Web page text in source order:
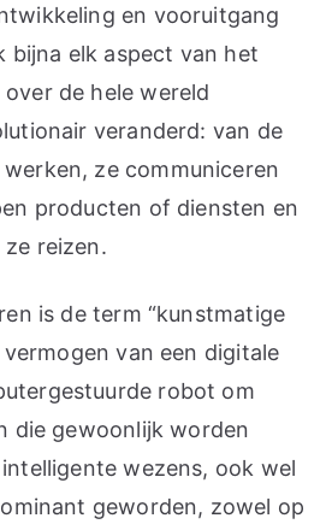
en vooruitgang
bijna elk aspect van het
de hele wereld
veranderd: van de
ze communiceren
producten of diensten en
reizen.
is de term “kunstmatige
van een digitale
robot om
die gewoonlijk worden
wezens, ook wel
geworden, zowel op